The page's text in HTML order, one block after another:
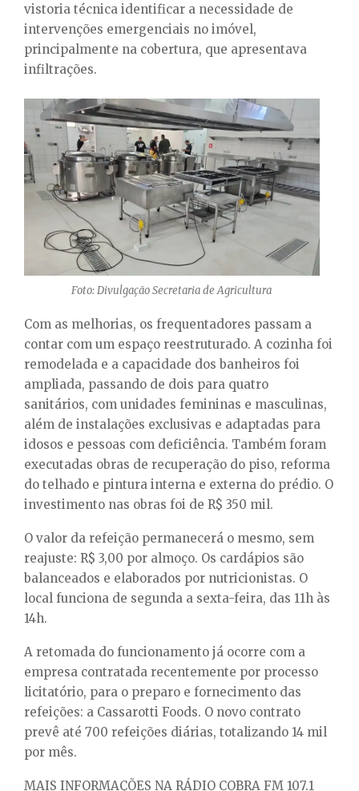
vistoria técnica identificar a necessidade de
intervenções emergenciais no imóvel,
principalmente na cobertura, que apresentava
infiltrações.
Foto: Divulgação Secretaria de Agricultura
Com as melhorias, os frequentadores passam a
contar com um espaço reestruturado. A cozinha foi
remodelada e a capacidade dos banheiros foi
ampliada, passando de dois para quatro
sanitários, com unidades femininas e masculinas,
além de instalações exclusivas e adaptadas para
idosos e pessoas com deficiência. Também foram
executadas obras de recuperação do piso, reforma
do telhado e pintura interna e externa do prédio. O
investimento nas obras foi de R$ 350 mil.
O valor da refeição permanecerá o mesmo, sem
reajuste: R$ 3,00 por almoço. Os cardápios são
balanceados e elaborados por nutricionistas. O
local funciona de segunda a sexta-feira, das 11h às
14h.
A retomada do funcionamento já ocorre com a
empresa contratada recentemente por processo
licitatório, para o preparo e fornecimento das
refeições: a Cassarotti Foods. O novo contrato
prevê até 700 refeições diárias, totalizando 14 mil
por mês.
MAIS INFORMAÇÕES NA RÁDIO COBRA FM 107.1